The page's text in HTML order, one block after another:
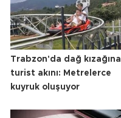
Trabzon'da dağ kızağına
turist akını: Metrelerce
kuyruk oluşuyor